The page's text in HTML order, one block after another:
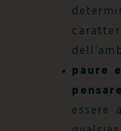
paure
pensare
essere